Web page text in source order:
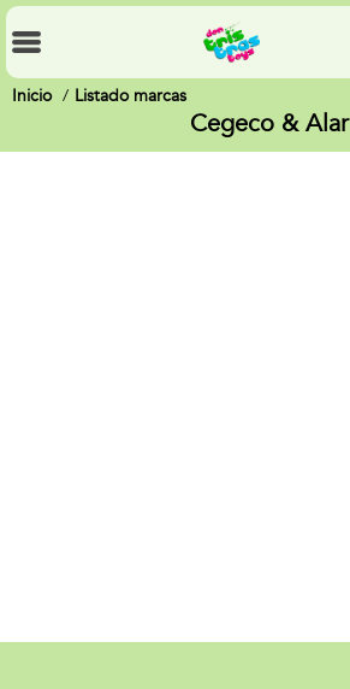
Inicio Listado marcas
Cegeco & Alar